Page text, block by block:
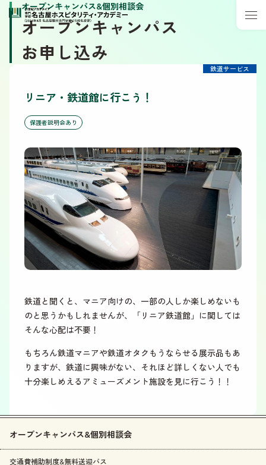
オープンキャンパス&個別相談会
オープンキャンパス
お申し込み
鉄道サービス
リニア・鉄道館に行こう！
保護者説明会あり
鉄道と聞くと、マニア向けの、一部の人しか楽しめないも
のと思うかもしれませんが、「リニア鉄道館」に関しては
そんな心配は不要！
もちろん鉄道マニアや鉄道オタクもうならせる展示品もあ
りますが、鉄道に興味がない、それほど詳しくない人でも
十分楽しめえるアミューズメント施設を見に行こう！！
オープンキャンパス&個別相談会
交通費補助制度&無料送迎バス